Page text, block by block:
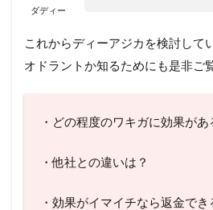
ダディー
これからディーアジカを検討して
オドラントか知るためにも是非ご
・どの程度のワキガに効果があ
・他社との違いは？
・効果がイマイチなら返金でき